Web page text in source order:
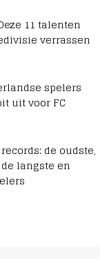
11 talenten
verrassen
spelers
uit voor FC
records: de oudste,
langste en